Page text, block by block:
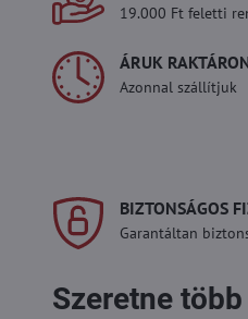
19.000 Ft feletti
ÁRUK
Azonnal szállítjuk
BIZTONSÁGOS
Garantáltan
Szeretne